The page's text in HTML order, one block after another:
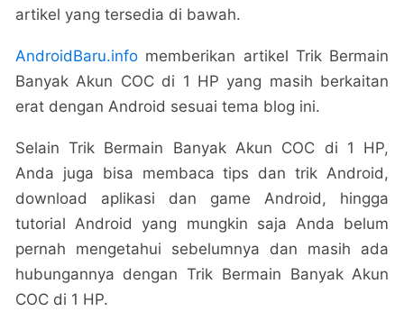
artikel yang tersedia di bawah.
AndroidBaru.infomemberikan artikel Trik Bermain
Banyak Akun COC di 1 HP yang masih berkaitan
erat dengan Android sesuai tema blog ini.
Selain Trik Bermain Banyak Akun COC di 1 HP,
Anda juga bisa membaca tips dan trik Android,
download aplikasi dan game Android, hingga
tutorial Android yang mungkin saja Anda belum
pernah mengetahui sebelumnya dan masih ada
hubungannya dengan Trik Bermain Banyak Akun
COC di 1 HP.